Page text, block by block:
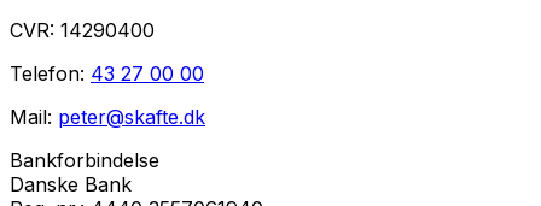
CVR: 14290400
Telefon: 43 27 00 00
Mail: peter@skafte.dk
Bankforbindelse
Danske Bank